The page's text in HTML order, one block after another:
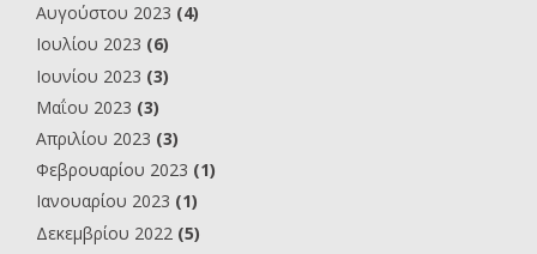
Αυγούστου 2023 (4)
Ιουλίου 2023 (6)
Ιουνίου 2023 (3)
Μαΐου 2023 (3)
Απριλίου 2023 (3)
Φεβρουαρίου 2023 (1)
Ιανουαρίου 2023 (1)
Δεκεμβρίου 2022 (5)